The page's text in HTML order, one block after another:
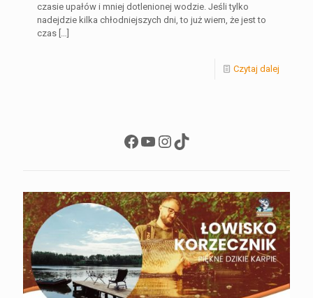
czasie upałów i mniej dotlenionej wodzie. Jeśli tylko
nadejdzie kilka chłodniejszych dni, to już wiem, że jest to
czas
Czytaj dalej
Facebook
YouTube
Instagram
TikTok